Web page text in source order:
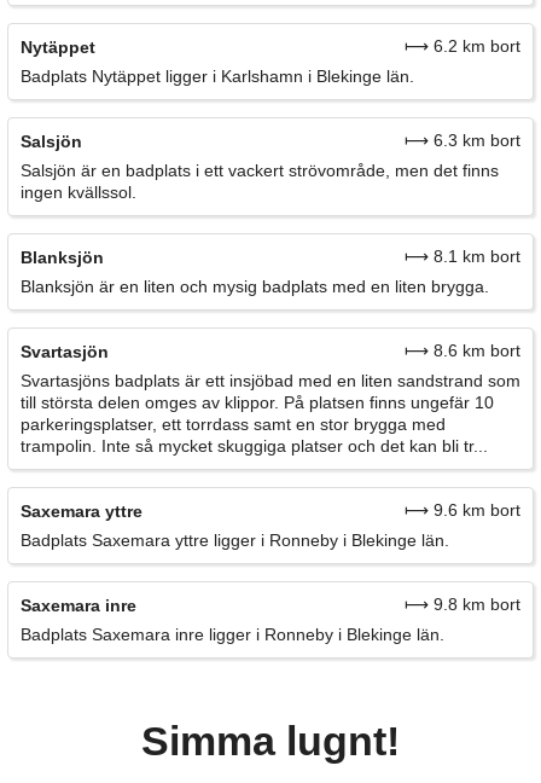
Nytäppet
⟼ 6.2 km bort
Badplats Nytäppet ligger i Karlshamn i Blekinge län.
Salsjön
⟼ 6.3 km bort
Salsjön är en badplats i ett vackert strövområde, men det finns
ingen kvällssol.
Blanksjön
⟼ 8.1 km bort
Blanksjön är en liten och mysig badplats med en liten brygga.
Svartasjön
⟼ 8.6 km bort
Svartasjöns badplats är ett insjöbad med en liten sandstrand som
till största delen omges av klippor. På platsen finns ungefär 10
parkeringsplatser, ett torrdass samt en stor brygga med
trampolin. Inte så mycket skuggiga platser och det kan bli tr...
Saxemara yttre
⟼ 9.6 km bort
Badplats Saxemara yttre ligger i Ronneby i Blekinge län.
Saxemara inre
⟼ 9.8 km bort
Badplats Saxemara inre ligger i Ronneby i Blekinge län.
Simma lugnt!